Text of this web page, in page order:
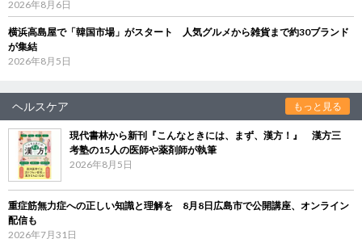
2026年8月6日
横浜高島屋で「韓国市場」がスタート 人気グルメから雑貨まで約30ブランド
が集結
2026年8月5日
ヘルスケア もっと見る
現代書林から新刊『こんなときには、まず、漢方！』 漢方三
考塾の15人の医師や薬剤師が執筆
2026年8月5日
重症筋無力症への正しい知識と理解を 8月8日広島市で公開講座、オンライン
配信も
2026年7月31日